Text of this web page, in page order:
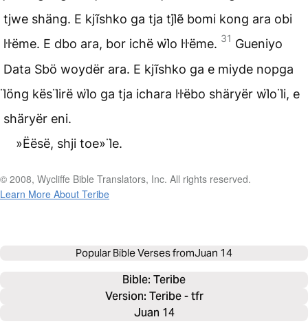
tjwe shäng. E kjĩshko ga tja tjl̈ẽ bomi kong ara obi
l̇l̇ëme. E dbo ara, bor ichë wl̈o l̇l̇ëme. 31 Gueniyo
Data Sbö woydër ara. E kjĩshko ga e miyde nopga
l̈öng kës l̈irë wl̈o ga tja ichara l̇l̇ëbo shäryër wl̈o l̈i, e
shäryër eni.
»Ëësë, shji toe» l̈e.
© 2008, Wycliffe Bible Translators, Inc. All rights reserved.
Learn More About Teribe
Popular Bible Verses fromJuan 14
Bible: Teribe
Version: Teribe - tfr
Juan 14